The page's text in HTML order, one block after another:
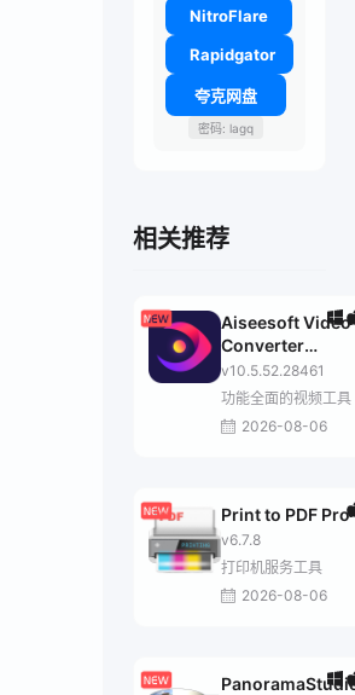
NitroFlare
Rapidgator
夸克网盘
密码: lagq
相关推荐
Aiseesoft Video
Converter
Ultimate
v10.5.52.28461
功能全面的视频工具
2026-08-06
Print to PDF Pro
v6.7.8
打印机服务工具
2026-08-06